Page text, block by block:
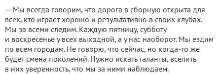
— Мы всегда говорим, что дорога в сборную открыта для
всех, кто играет хорошо и результативно в своих клубах.
Мы за всеми следим. Каждую пятницу, субботу
и воскресенье у всех выходной, а у нас наоборот. Мы ездим
по всем городам. Не говорю, что сейчас, но когда-то же
будет смена поколений. Нужно искать таланты, вселить
в них уверенность, что мы за ними наблюдаем.